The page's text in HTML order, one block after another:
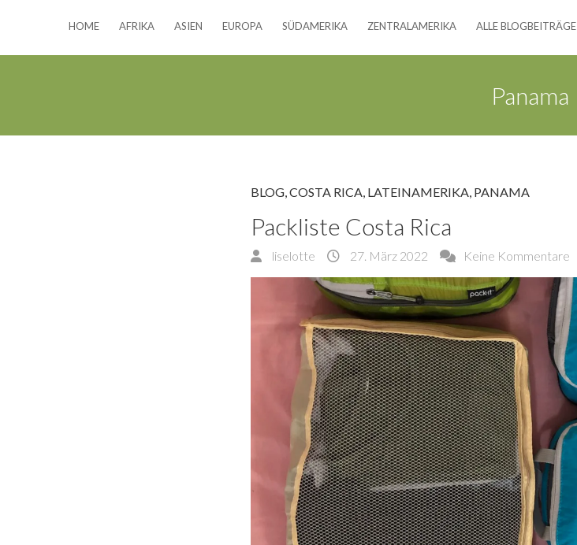
HOME AFRIKA ASIEN EUROPA SÜDAMERIKA ZENTRALAMERIKA ALLE BLOGBEITRÄGE
Panama
BLOG,COSTA RICA, LATEINAMERIKA, PANAMA
Packliste Costa Rica
liselotte 27. März 2022 Keine Kommentare